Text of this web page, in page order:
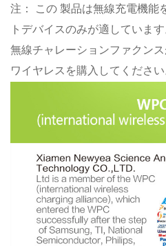
注： この 製品は無線充電機能
トデバイスのみが適しています
無線チャレーションファクン
ワイヤレスを購入してください